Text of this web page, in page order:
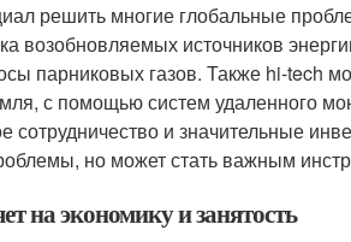
решить многие глобальные
возобновляемых источников
парниковых газов. Также hi-tech
с помощью систем удаленного
сотрудничество и значительные
но может стать важным
на экономику и занятость